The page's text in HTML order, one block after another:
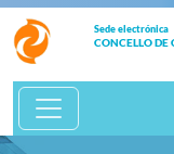
Sede electrónica
CONCELLO DE